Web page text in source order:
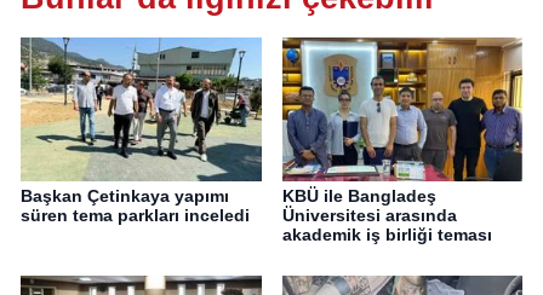
Başkan Çetinkaya yapımı
süren tema parkları inceledi
KBÜ ile Bangladeş
Üniversitesi arasında
akademik iş birliği teması